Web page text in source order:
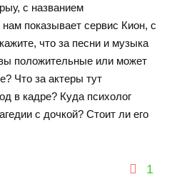
с названием
показывает сервис Кион, с
что за песни и музыка
положительные или может
Что за актеры тут
в кадре? Куда психолог
с дочкой? Стоит ли его
1